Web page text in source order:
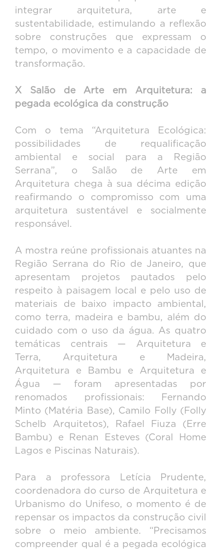
integrar arquitetura, arte e
sustentabilidade, estimulando a reflexão
sobre construções que expressam o
tempo, o movimento e a capacidade de
transformação.
X Salão de Arte em Arquitetura: a
pegada ecológica da construção
Com o tema “Arquitetura Ecológica:
possibilidades de requalificação
ambiental e social para a Região
Serrana”, o Salão de Arte em
Arquitetura chega à sua décima edição
reafirmando o compromisso com uma
arquitetura sustentável e socialmente
responsável.
A mostra reúne profissionais atuantes na
Região Serrana do Rio de Janeiro, que
apresentam projetos pautados pelo
respeito à paisagem local e pelo uso de
materiais de baixo impacto ambiental,
como terra, madeira e bambu, além do
cuidado com o uso da água. As quatro
temáticas centrais — Arquitetura e
Terra, Arquitetura e Madeira,
Arquitetura e Bambu e Arquitetura e
Água — foram apresentadas por
renomados profissionais: Fernando
Minto (Matéria Base), Camilo Folly (Folly
Schelb Arquitetos), Rafael Fiuza (Erre
Bambu) e Renan Esteves (Coral Home
Lagos e Piscinas Naturais).
Para a professora Letícia Prudente,
coordenadora do curso de Arquitetura e
Urbanismo do Unifeso, o momento é de
repensar os impactos da construção civil
sobre o meio ambiente. “Precisamos
compreender qual é a pegada ecológica